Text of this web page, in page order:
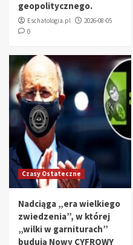
geopolitycznego.
Eschatologia.pl
2026-08-05
0
Czasy Ostateczne
Nadciąga „era wielkiego
zwiedzenia”, w której
„wilki w garniturach”
budują Nowy CYFROWY